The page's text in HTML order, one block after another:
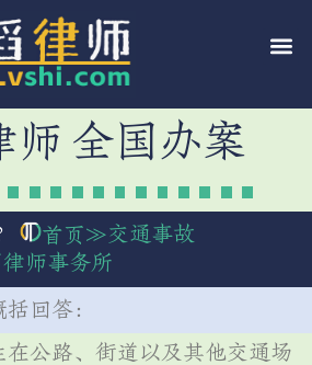
师 全国办案
首页≫交通事故
师事务所
回答：
在公路、街道以及其他交通场